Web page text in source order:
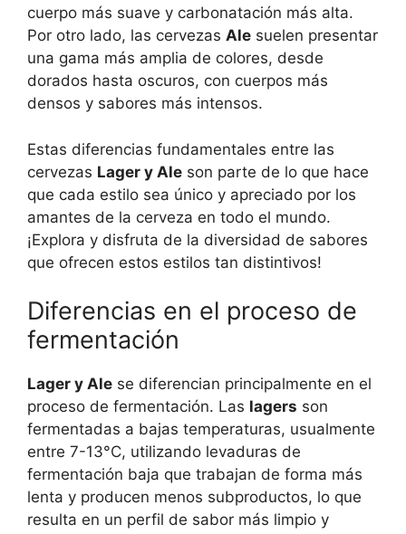
cuerpo más suave y carbonatación más alta.
Por otro lado, las cervezas Ale suelen presentar
una gama más amplia de colores, desde
dorados hasta oscuros, con cuerpos más
densos y sabores más intensos.
Estas diferencias fundamentales entre las
cervezas Lager y Ale son parte de lo que hace
que cada estilo sea único y apreciado por los
amantes de la cerveza en todo el mundo.
¡Explora y disfruta de la diversidad de sabores
que ofrecen estos estilos tan distintivos!
Diferencias en el proceso de
fermentación
Lager y Ale se diferencian principalmente en el
proceso de fermentación. Las lagers son
fermentadas a bajas temperaturas, usualmente
entre 7-13°C, utilizando levaduras de
fermentación baja que trabajan de forma más
lenta y producen menos subproductos, lo que
resulta en un perfil de sabor más limpio y